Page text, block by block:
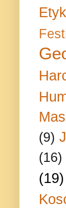
(9)
(16)
(19)